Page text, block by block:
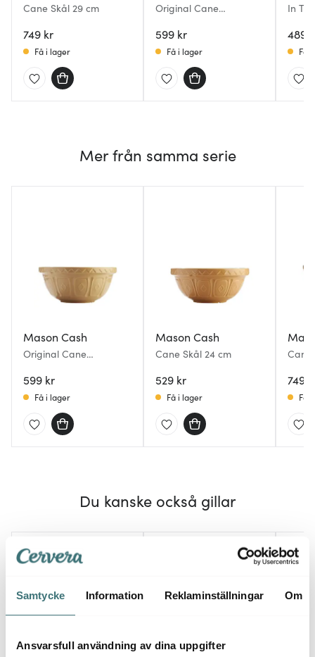
Samtycke Information Reklaminställningar Om
Ansvarsfull användning av dina uppgifter
Cane Skål 29 cm
749 kr
Få i lager
Original Cane
brun
599 kr
Få i lager
In
489
Få
Mer från samma serie
Mason Cash
Original Cane
brun
599 kr
Få i lager
Mason Cash
Cane Skål 24 cm
529 kr
Få i lager
Cane
749
Få
Du kanske också gillar
30%